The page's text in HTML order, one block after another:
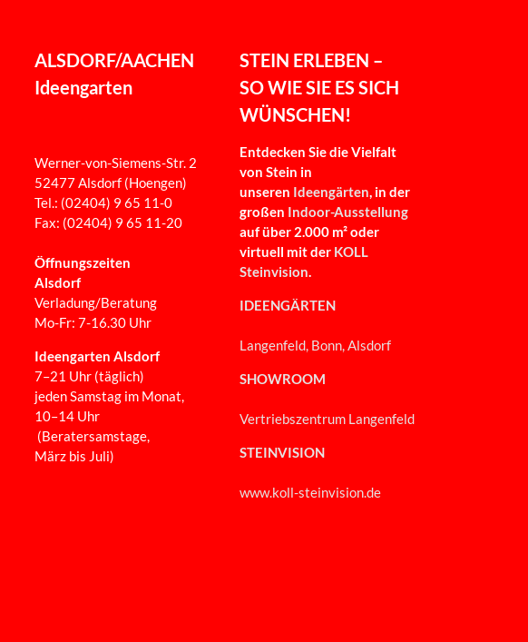
ALSDORF/AACHEN
Ideengarten
Werner-von-Siemens-Str. 2
52477 Alsdorf (Hoengen)
Tel.: (02404) 9 65 11-0
Fax: (02404) 9 65 11-20
Öffnungszeiten
Alsdorf
Verladung/Beratung
Mo-Fr: 7-16.30 Uhr
Ideengarten Alsdorf
7–21 Uhr (täglich)
jeden Samstag im Monat,
10–14 Uhr
(Beratersamstage,
März bis Juli)
STEIN ERLEBEN –
SO WIE SIE ES SICH
WÜNSCHEN!
Entdecken Sie die Vielfalt
von Stein in
unseren Ideengärten, in der
großen Indoor-Ausstellung
auf über 2.000 m² oder
virtuell mit der KOLL
Steinvision.
IDEENGÄRTEN
Langenfeld, Bonn, Alsdorf
SHOWROOM
Vertriebszentrum Langenfeld
STEINVISION
www.koll-steinvision.de